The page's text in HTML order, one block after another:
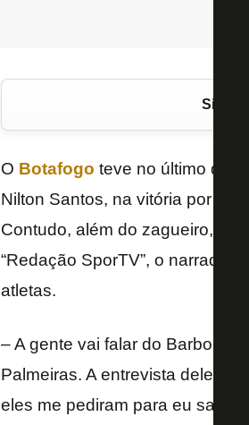
Siga o
O Botafogo teve no último
Nilton Santos, na vitória por 3
Contudo, além do zagueiro,
“Redação SporTV”, o narrador
atletas.
– A gente vai falar do Barboza,
Palmeiras. A entrevista dele é
eles me pediram para eu sair,